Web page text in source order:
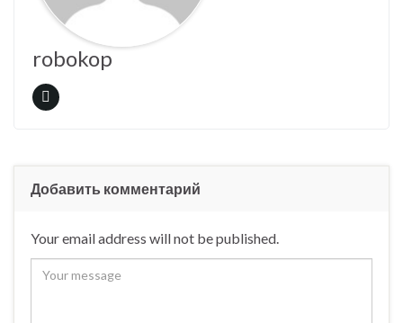
robokop
Добавить комментарий
Your email address will not be published.